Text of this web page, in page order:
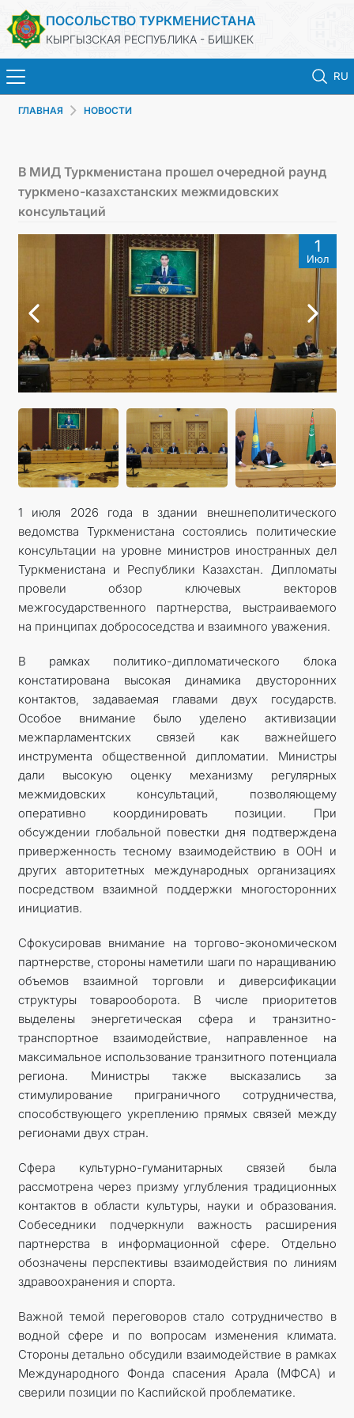
ПОСОЛЬСТВО ТУРКМЕНИСТАНА
КЫРГЫЗСКАЯ РЕСПУБЛИКА - БИШКЕК
RU
ПРАЗДНИЧНЫЕ И ПАМЯТНЫЕ ДНИ
КОНСУЛЬСКИЕ УСЛУГИ
МИД
КОНТАКТНЫЕ ДАННЫЕ
ГЛАВНАЯ НОВОСТИ
В МИД Туркменистана прошел очередной раунд
туркмено-казахстанских межмидовских
консультаций
1
Июл
1 июля 2026 года в здании внешнеполитического
ведомства Туркменистана состоялись политические
консультации на уровне министров иностранных дел
Туркменистана и Республики Казахстан. Дипломаты
провели обзор ключевых векторов
межгосударственного партнерства, выстраиваемого
на принципах добрососедства и взаимного уважения.
В рамках политико-дипломатического блока
констатирована высокая динамика двусторонних
контактов, задаваемая главами двух государств.
Особое внимание было уделено активизации
межпарламентских связей как важнейшего
инструмента общественной дипломатии. Министры
дали высокую оценку механизму регулярных
межмидовских консультаций, позволяющему
оперативно координировать позиции. При
обсуждении глобальной повестки дня подтверждена
приверженность тесному взаимодействию в ООН и
других авторитетных международных организациях
посредством взаимной поддержки многосторонних
инициатив.
Сфокусировав внимание на торгово-экономическом
партнерстве, стороны наметили шаги по наращиванию
объемов взаимной торговли и диверсификации
структуры товарооборота. В числе приоритетов
выделены энергетическая сфера и транзитно-
транспортное взаимодействие, направленное на
максимальное использование транзитного потенциала
региона. Министры также высказались за
стимулирование приграничного сотрудничества,
способствующего укреплению прямых связей между
регионами двух стран.
Сфера культурно-гуманитарных связей была
рассмотрена через призму углубления традиционных
контактов в области культуры, науки и образования.
Собеседники подчеркнули важность расширения
партнерства в информационной сфере. Отдельно
обозначены перспективы взаимодействия по линиям
здравоохранения и спорта.
Важной темой переговоров стало сотрудничество в
водной сфере и по вопросам изменения климата.
Стороны детально обсудили взаимодействие в рамках
Международного Фонда спасения Арала (МФСА) и
сверили позиции по Каспийской проблематике.